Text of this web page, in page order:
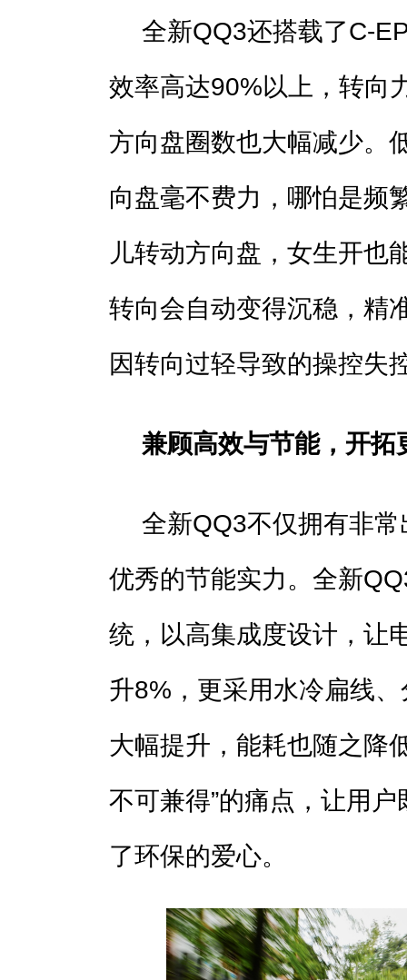
全新QQ3还搭载了C-
效率高达90%以上，转向
方向盘圈数也大幅减少。
向盘毫不费力，哪怕是频
儿转动方向盘，女生开也
转向会自动变得沉稳，精
因转向过轻导致的操控失
兼顾高效与节能， 开拓
全新QQ3不仅拥有非
优秀的节能实力。全新
统，以高集成度设计，让
升8%，更采用水冷扁线
大幅提升，能耗也随之降
不可兼得”的痛点，让用
了环保的爱心。